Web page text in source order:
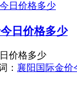
日价格多少
价格多少
： 襄阳国际金价